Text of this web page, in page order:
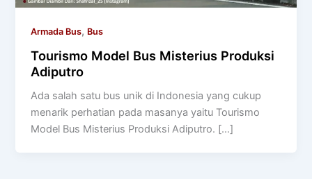
Armada Bus, Bus
Tourismo Model Bus Misterius Produksi
Adiputro
Ada salah satu bus unik di Indonesia yang cukup
menarik perhatian pada masanya yaitu Tourismo
Model Bus Misterius Produksi Adiputro. […]